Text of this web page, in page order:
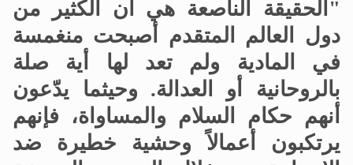
"الحقيقة الناصعة هي أن الكثير من
دول العالم المتقدم أصبحت منغمسة
في المادية ولم تعد لها أية صلة
بالروحانية أو العدالة. وحيثما يدّعون
أنهم حكام السلام والمساواة، فإنهم
يرتكبون أعمالاً وحشية خطيرة ضد